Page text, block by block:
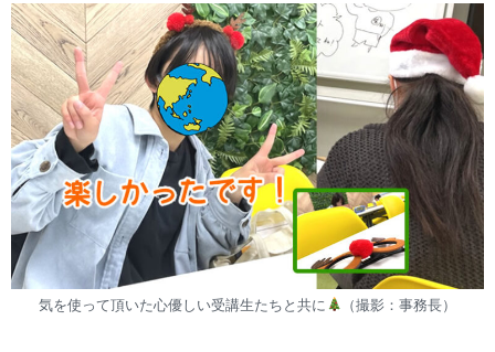
気を使って頂いた心優しい受講生たちと共に （撮影：事務長）